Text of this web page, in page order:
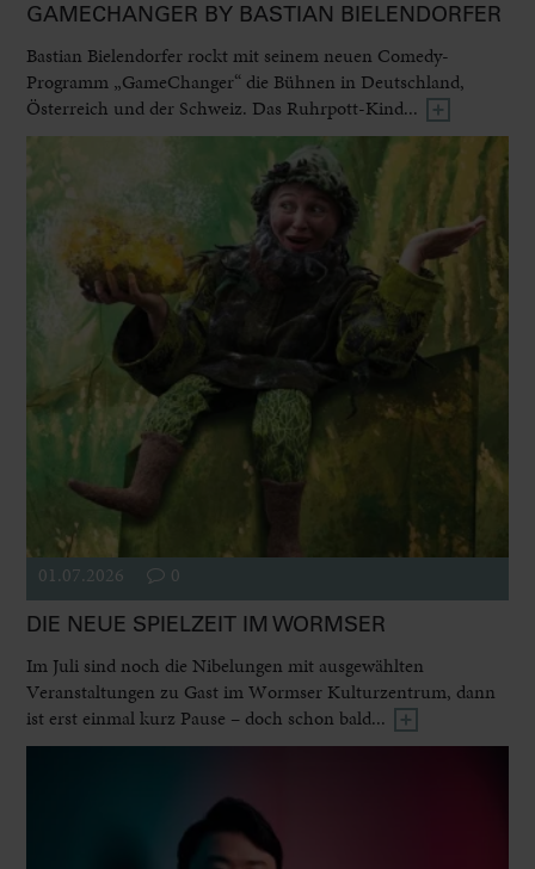
GAMECHANGER BY BASTIAN BIELENDORFER
Bastian Bielendorfer rockt mit seinem neuen Comedy-
Programm „GameChanger“ die Bühnen in Deutschland,
Österreich und der Schweiz. Das Ruhrpott-Kind...
01.07.2026 0
DIE NEUE SPIELZEIT IM WORMSER
Im Juli sind noch die Nibelungen mit ausgewählten
Veranstaltungen zu Gast im Wormser Kulturzentrum, dann
ist erst einmal kurz Pause – doch schon bald...